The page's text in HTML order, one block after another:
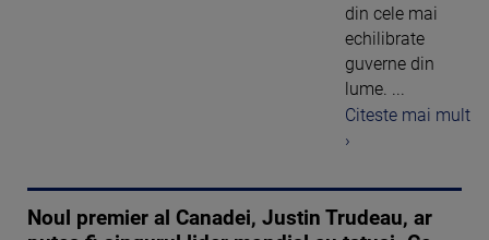
din cele mai
echilibrate
guverne din
lume. ...
Citeste mai mult
›
Noul premier al Canadei, Justin Trudeau, ar